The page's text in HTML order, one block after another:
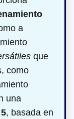
a
que
como
una
, basada en